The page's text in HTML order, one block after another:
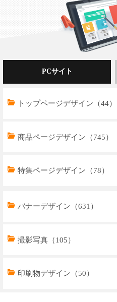
PCサイト
トップページデザイン（44）
商品ページデザイン（745）
特集ページデザイン（78）
トップページデザイン（32）
商品ページデザイン（769）
特集ページデザイン（59）
バナーデザイン（631）
撮影写真（105）
印刷物デザイン（50）